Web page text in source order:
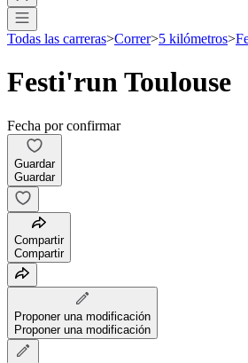
Todas las carreras>Correr>5 kilómetros>
Festi'run Toulouse
Fecha por confirmar
Guardar
Guardar
Compartir
Compartir
Proponer una modificación
Proponer una modificación